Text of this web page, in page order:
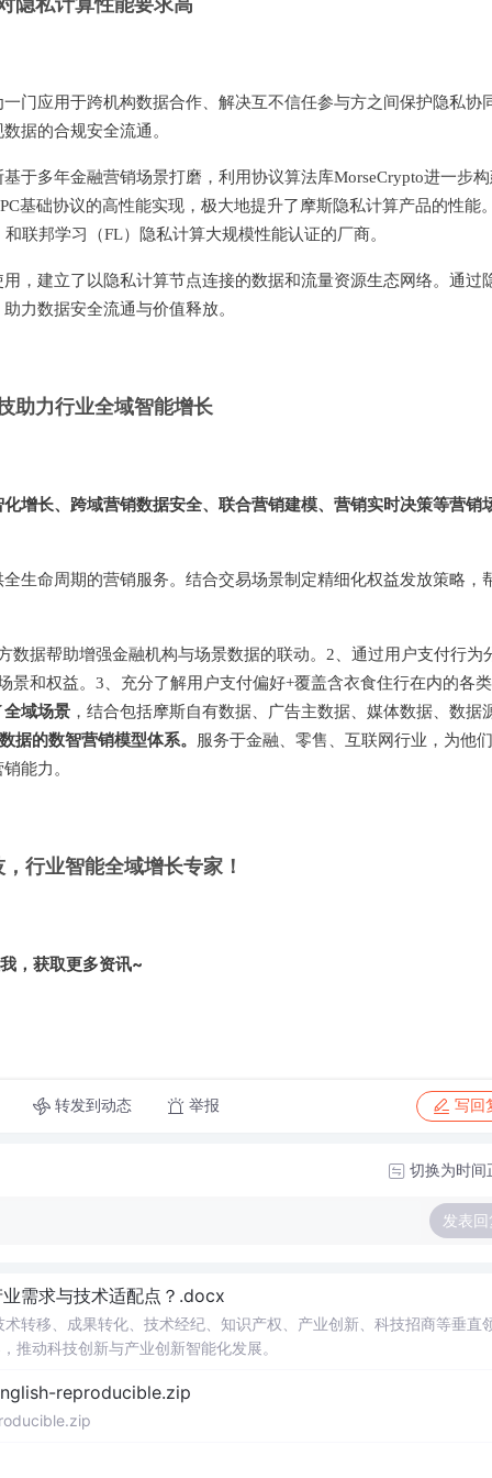
门应用于跨机构数据合作、解决互不信任参与方之间保护隐私协
据的合规安全流通。
于多年金融营销场景打磨，利用协议算法库MorseCrypto进一步构
基础协议的高性能实现，极大地提升了摩斯隐私计算产品的性能
联邦学习（FL）隐私计算大规模性能认证的厂商。
，建立了以隐私计算节点连接的数据和流量资源生态网络。通过
力数据安全流通与价值释放。
助力行业全域智能增长
增长、跨域营销数据安全、联合营销建模、营销实时决策等营销
生命周期的营销服务。结合交易场景制定精细化权益发放策略，
数据帮助增强金融机构与场景数据的联动。2、通过用户支付行为
和权益。3、充分了解用户支付偏好+覆盖含衣食住行在内的各
全域场景，结合包括摩斯自有数据、广告主数据、媒体数据、数据
据的数智营销模型体系。
服务于金融、零售、互联网行业，为他
能力。
行业智能全域增长专家！
，获取更多资讯~
转发到动态 举报 写回
切换为时间
发表回
需求与技术适配点？.docx
转移、成果转化、技术经纪、知识产权、产业创新、科技招商等垂直
推动科技创新与产业创新智能化发展。
reproducible.zip